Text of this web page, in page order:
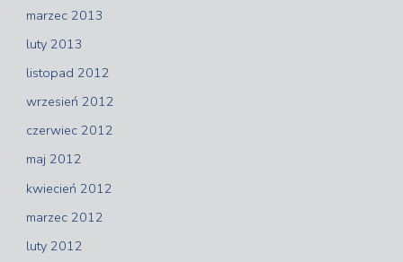
marzec 2013
luty 2013
listopad 2012
wrzesień 2012
czerwiec 2012
maj 2012
kwiecień 2012
marzec 2012
luty 2012